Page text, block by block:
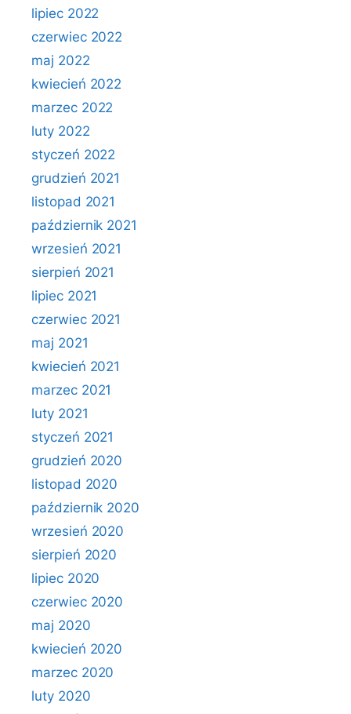
lipiec 2022
czerwiec 2022
maj 2022
kwiecień 2022
marzec 2022
luty 2022
styczeń 2022
grudzień 2021
listopad 2021
październik 2021
wrzesień 2021
sierpień 2021
lipiec 2021
czerwiec 2021
maj 2021
kwiecień 2021
marzec 2021
luty 2021
styczeń 2021
grudzień 2020
listopad 2020
październik 2020
wrzesień 2020
sierpień 2020
lipiec 2020
czerwiec 2020
maj 2020
kwiecień 2020
marzec 2020
luty 2020